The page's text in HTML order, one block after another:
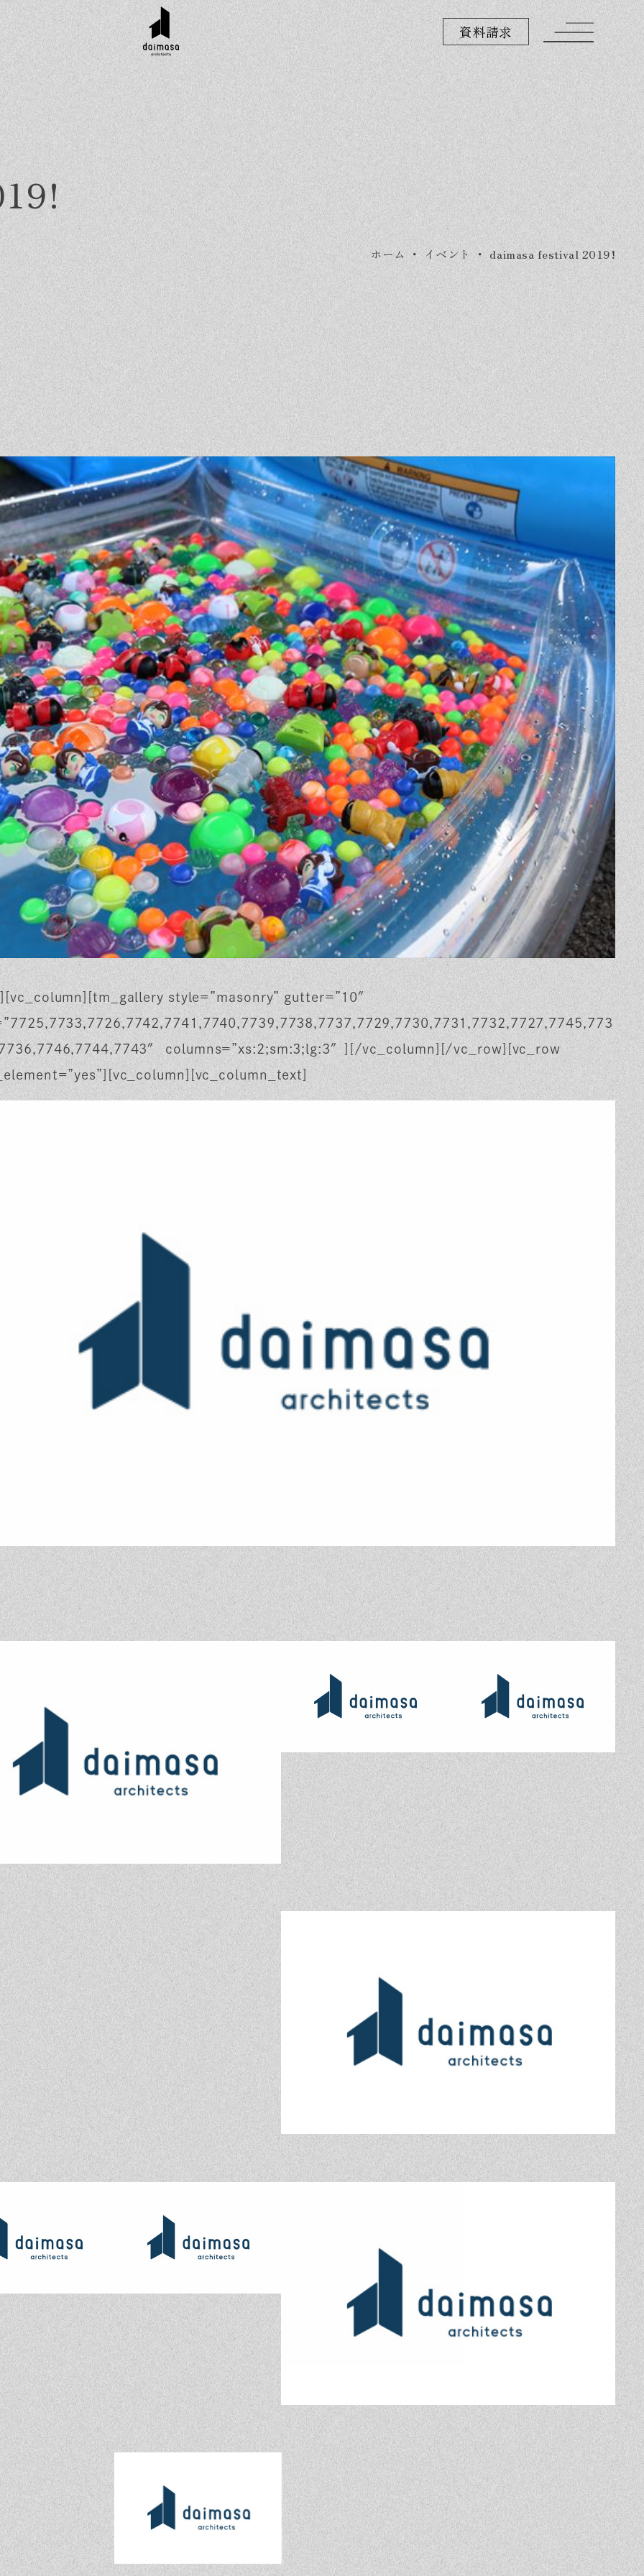
資料請求
ホーム・イベント ・daimasa festival 2019!
style=”masonry” gutter=”10″
columns=”xs:2;sm:3;lg:3″][/vc_column][/vc_row][vc_row
customer
実績
イル集
ントを探す
に相談会
ある質問
様の声
辞典
Topics
お知らせ
イベント
Company
会社概要
スタッフ紹介
採用情報
Contact
資料請求
お問い合わせ
Event Contact